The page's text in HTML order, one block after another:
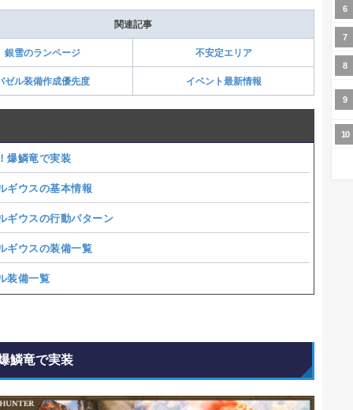
関連記事
銀雪のランページ 不安定エリア
ゼル装備作成優先度 イベント最新情報
爆鱗竜で実装
ギウスの基本情報
ギウスの行動パターン
ギウスの装備一覧
装備一覧
鱗竜で実装